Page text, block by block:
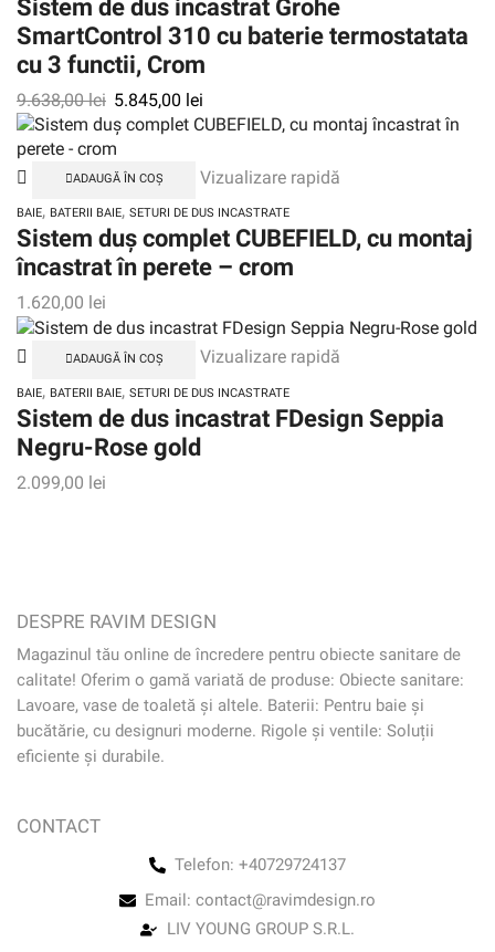
Sistem de dus incastrat Grohe
SmartControl 310 cu baterie termostatata
cu 3 functii, Crom
9.638,00lei 5.845,00 lei
ADAUGĂ ÎN COȘ Vizualizare rapidă
BAIE, BATERII BAIE, SETURI DE DUS INCASTRATE
Sistem duș complet CUBEFIELD, cu montaj
încastrat în perete – crom
1.620,00 lei
ADAUGĂ ÎN COȘ Vizualizare rapidă
BAIE, BATERII BAIE, SETURI DE DUS INCASTRATE
Sistem de dus incastrat FDesign Seppia
Negru-Rose gold
2.099,00 lei
DESPRE RAVIM DESIGN
Magazinul tău online de încredere pentru obiecte sanitare de
calitate! Oferim o gamă variată de produse: Obiecte sanitare:
Lavoare, vase de toaletă și altele. Baterii: Pentru baie și
bucătărie, cu designuri moderne. Rigole și ventile: Soluții
eficiente și durabile.
CONTACT
Telefon: +40729724137
Email: contact@ravimdesign.ro
LIV YOUNG GROUP S.R.L.